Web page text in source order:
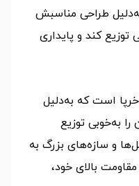
طراحی مناسبش
توزیع کند و پایداری
است که به‌دلیل
به‌خوبی توزیع
و سازه‌های بزرگ به
بالای خود،